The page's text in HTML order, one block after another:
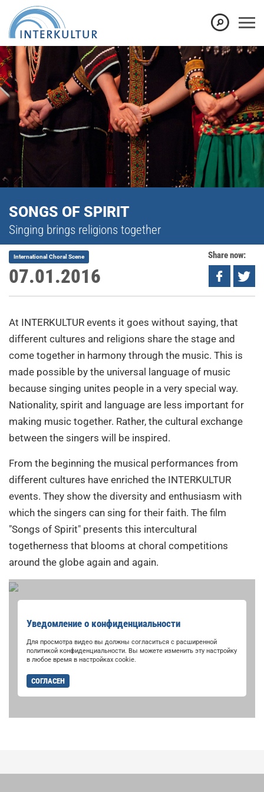
SONGS OF SPIRIT
Singing brings religions together
07.01.2016
International Choral Scene Share now:
At INTERKULTUR events it goes without saying, that
different cultures and religions share the stage and
come together in harmony through the music. This is
made possible by the universal language of music
because singing unites people in a very special way.
Nationality, spirit and language are less important for
making music together. Rather, the cultural exchange
between the singers will be inspired.
From the beginning the musical performances from
different cultures have enriched the INTERKULTUR
events. They show the diversity and enthusiasm with
which the singers can sing for their faith. The film
"Songs of Spirit" presents this intercultural
togetherness that blooms at choral competitions
around the globe again and again.
Уведомление о конфиденциальности
Для просмотра видео вы должны согласиться с расширенной
политикой конфиденциальности. Вы можете изменить эту настройку
в любое время в настройках cookie.
СОГЛАСЕН